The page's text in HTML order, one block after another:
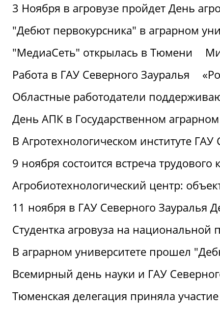
3 Ноября в агровузе пройдет День
"Дебют первокурсника" в аграрном
"МедиаСеть" открылась в Тюмени
Работа в ГАУ Северного Зауралья
Областные работодатели
День АПК в Государственном
В Агротехнологическом институте
9 ноября состоится встреча трудового
Агробиотехнологический центр:
11 ноября в ГАУ Северного Зауралья
Студентка агровуза на национальной
В аграрном университете прошел
Всемирный день науки и ГАУ
Тюменская делегация приняла